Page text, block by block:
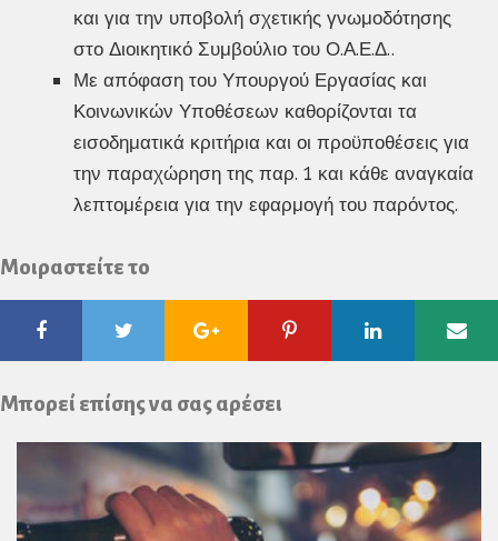
και για την υποβολή σχετικής γνωμοδότησης
στο Διοικητικό Συμβούλιο του Ο.Α.Ε.Δ..
Με απόφαση του Υπουργού Εργασίας και
Κοινωνικών Υποθέσεων καθορίζονται τα
εισοδηματικά κριτήρια και οι προϋποθέσεις για
την παραχώρηση της παρ. 1 και κάθε αναγκαία
λεπτομέρεια για την εφαρμογή του παρόντος.
Μοιραστείτε το
FacebookTwitter Google
Plus
Pinterest Linkedin
Μπορεί επίσης να σας αρέσει